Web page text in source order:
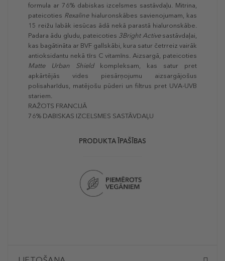
formula ar 76% dabiskas izcelsmes sastāvdaļu. Mitrina,
pateicoties Rexalinehialuronskābes savienojumam, kas
15 reižu labāk iesūcas ādā nekā parastā hialuronskābe.
Padara ādu gludu, pateicoties 3Bright Activesastāvdaļai,
kas bagātināta ar BVF gallskābi, kura satur četrreiz vairāk
antioksidantu nekā tīrs C vitamīns. Aizsargā, pateicoties
Matte Urban Shieldkompleksam, kas satur pret
apkārtējās vides piesārņojumu aizsargājošus
polisaharīdus, matējošu pūderi un filtrus pret UVA-UVB
stariem.
RAŽOTS FRANCIJĀ
76% DABISKAS IZCELSMES SASTĀVDAĻU
PRODUKTA ĪPAŠĪBAS